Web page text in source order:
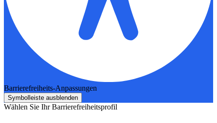
Barrierefreiheits-Anpassungen
Symbolleiste ausblenden
Wählen Sie Ihr Barrierefreiheitsprofil